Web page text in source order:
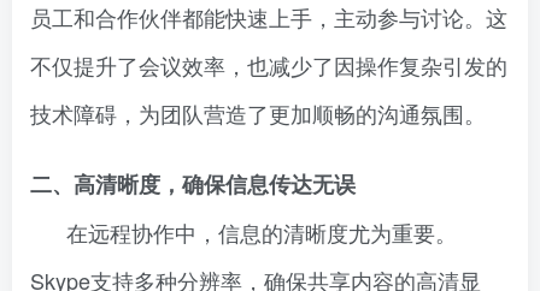
员工和合作伙伴都能快速上手，主动参与讨论。这
不仅提升了会议效率，也减少了因操作复杂引发的
技术障碍，为团队营造了更加顺畅的沟通氛围。
二、高清晰度，确保信息传达无误
在远程协作中，信息的清晰度尤为重要。
Skype支持多种分辨率，确保共享内容的高清显